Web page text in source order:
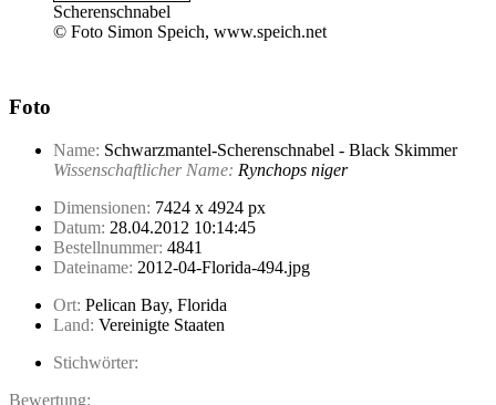
Scherenschnabel
© Foto Simon Speich, www.speich.net
Foto
Name: Schwarzmantel-Scherenschnabel - Black Skimmer
Wissenschaftlicher Name: Rynchops niger
Dimensionen: 7424 x 4924 px
Datum: 28.04.2012 10:14:45
Bestellnummer: 4841
Dateiname: 2012-04-Florida-494.jpg
Ort: Pelican Bay, Florida
Land: Vereinigte Staaten
Stichwörter:
Bewertung: